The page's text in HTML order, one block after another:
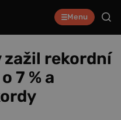
Menu
zažil rekordní
7 % a